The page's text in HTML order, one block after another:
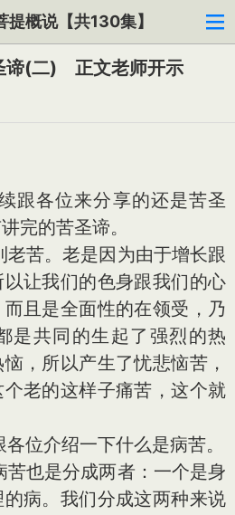
提概说【共130集】
谛(二) 正文老师开示
各位来分享的还是苦圣
完的苦圣谛。
苦。老是因为由于增长跟
让我们的色身跟我们的心
且是全面性的在领受，乃
是共同的生起了强烈的热
，所以产生了忧悲恼苦，
老的这样子痛苦，这个就
介绍一下什么是病苦。
也是分成两者：一个是身
病。我们分成这两种来说